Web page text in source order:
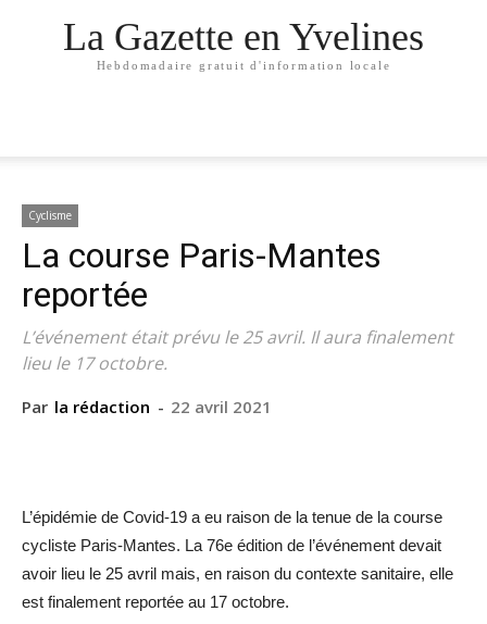
La Gazette en Yvelines
Hebdomadaire gratuit d'information locale
Cyclisme
La course Paris-Mantes
reportée
L’événement était prévu le 25 avril. Il aura finalement
lieu le 17 octobre.
Par la rédaction - 22 avril 2021
L’épidémie de Covid-19 a eu raison de la tenue de la course
cycliste Paris-Mantes. La 76e édition de l’événement devait
avoir lieu le 25 avril mais, en raison du contexte sanitaire, elle
est ­finalement ­reportée au 17 octobre.